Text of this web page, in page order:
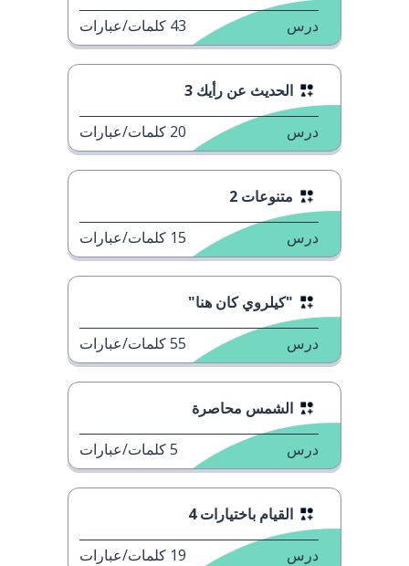
درس 43 كلمات/عبارات
الحديث عن رأيك 3
درس 20 كلمات/عبارات
متنوعات 2
درس 15 كلمات/عبارات
"كيلروي كان هنا"
درس 55كلمات/عبارات
الشمس محاصرة
درس 5كلمات/عبارات
القيام باختيارات 4
درس 19 كلمات/عبارات